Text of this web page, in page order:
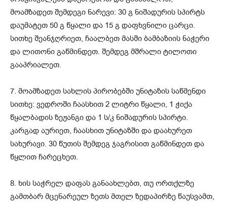
მოამზადეთ შემდეგი ნარევი: 30 გ ნიშადურის სპირტს
დაუმატეთ 50 გ წყალი და 15 გ დაფხვნილი ცარცი.
სითხე შეანჯღრიეთ, ჩაალბეთ მასში ბამბაზიის ნაჭერი
და ლითონი გაწმინდეთ. შემდეგ მშრალი ტილოთი
გააპრიალეთ.
7. მოამზადეთ სახლის პირობებში უნიტაზის საწმენდი
სითხე: ვედროში ჩაასხით 2 ლიტრი წყალი, 1 ჭიქა
წყალბადის ზეჟანგი და 1 ს/კ ნიშადურის სპირტი.
კარგად აურიეთ, ჩაასხით უნიტაზში და დაახურეთ
სახურავი. 30 წუთის შემდეგ ჯაგრისით გაწმინდეთ და
წყლით ჩარეცხეთ.
8. ხის საჭრელ დაფას განაახლებთ, თუ ორთქლზე
გამთბარ მცენარეულ ზეთს მთელ ზედაპირზე წაუსვამთ,